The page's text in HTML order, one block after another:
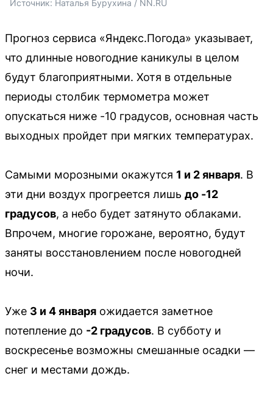
Источник: Наталья Бурухина / NN.RU
Прогноз сервиса «Яндекс.Погода» указывает,
что длинные новогодние каникулы в целом
будут благоприятными. Хотя в отдельные
периоды столбик термометра может
опускаться ниже -10 градусов, основная часть
выходных пройдет при мягких температурах.
Самыми морозными окажутся 1 и 2 января. В
эти дни воздух прогреется лишь до -12
градусов, а небо будет затянуто облаками.
Впрочем, многие горожане, вероятно, будут
заняты восстановлением после новогодней
ночи.
Уже 3 и 4 января ожидается заметное
потепление до -2 градусов. В субботу и
воскресенье возможны смешанные осадки —
снег и местами дождь.